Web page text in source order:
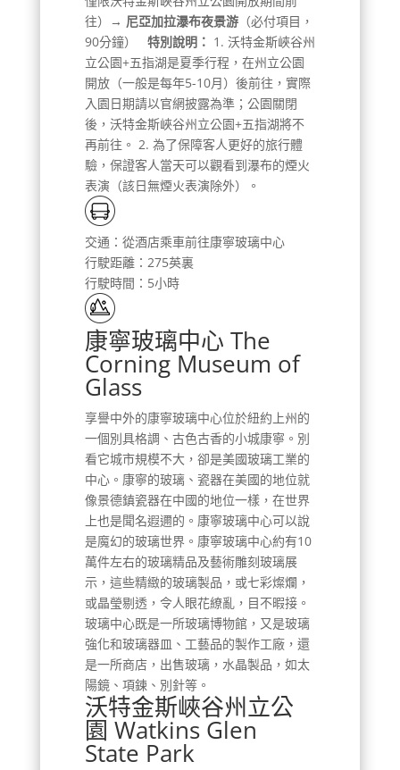
往）
→ 尼亞加拉瀑布夜景游（必付項目，
90分鐘） 特別說明： 1. 沃特金斯峽谷州
立公園+五指湖是夏季行程，在州立公園
開放（一般是每年5-10月）後前往，實際
入園日期請以官網披露為準；公園關閉
後，沃特金斯峽谷州立公園+五指湖將不
再前往。 2. 為了保障客人更好的旅行體
驗，保證客人當天可以觀看到瀑布的煙火
表演（該日無煙火表演除外）。
交通：從酒店乘車前往康寧玻璃中心
行駛距離：275英裏
行駛時間：5小時
康寧玻璃中心 The
Corning Museum of
Glass
享譽中外的康寧玻璃中心位於紐約上州的
一個別具格調、古色古香的小城康寧。別
看它城市規模不大，卻是美國玻璃工業的
中心。康寧的玻璃、瓷器在美國的地位就
像景德鎮瓷器在中國的地位一樣，在世界
上也是聞名遐邇的。康寧玻璃中心可以說
是魔幻的玻璃世界。康寧玻璃中心約有10
萬件左右的玻璃精品及藝術雕刻玻璃展
示，這些精緻的玻璃製品，或七彩燦爛，
或晶瑩剔透，令人眼花繚亂，目不暇接。
玻璃中心既是一所玻璃博物館，又是玻璃
強化和玻璃器皿、工藝品的製作工廠，還
是一所商店，出售玻璃，水晶製品，如太
陽鏡、項鍊、別針等。
沃特金斯峽谷州立公
園 Watkins Glen
State Park